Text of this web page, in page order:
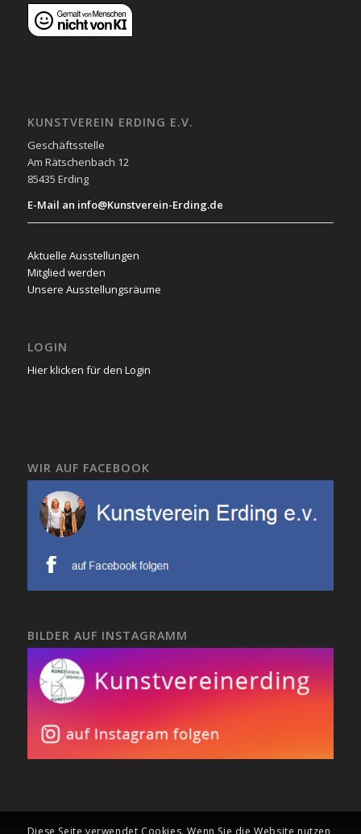
KUNSTVEREIN ERDING E.V.
Geschäftsstelle
Am Rätschenbach 12
85435 Erding
E-Mail an info@Kunstverein-Erding.de
Aktuelle Ausstellungen
Mitglied werden
Unsere Ausstellungsräume
LOGIN
Hier klicken für den Login
WIR AUF FACEBOOK
BILDER AUF INSTAGRAMM